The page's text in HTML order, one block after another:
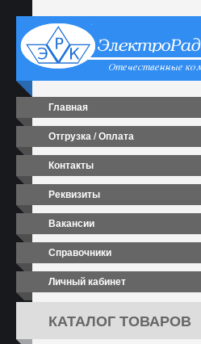
Главная
Отгрузка / Оплата
Контакты
Реквизиты
Вакансии
Справочники
Личный кабинет
КАТАЛОГ ТОВАРОВ